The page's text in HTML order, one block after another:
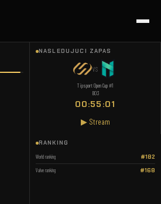
NASLEDUJÚCI ZÁPAS
VS
Tipsport Open Cup #1
BO3
00:55:00
▶ Stream
RANKING
World ranking #182
Valve ranking #168